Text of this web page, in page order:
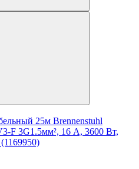
25м Brennenstuhl
F 3G1.5мм², 16 А, 3600 Вт,